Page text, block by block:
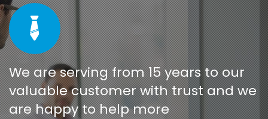
We are serving from 15 years to our
valuable customer with trust and we
are happy to help more